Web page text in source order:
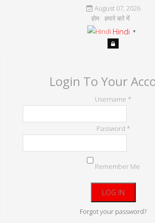
August 07, 2026
होम हमारे बारे में
Hindi ▼
Login To Your
Username *
Password *
Remember Me
Forgot your password?